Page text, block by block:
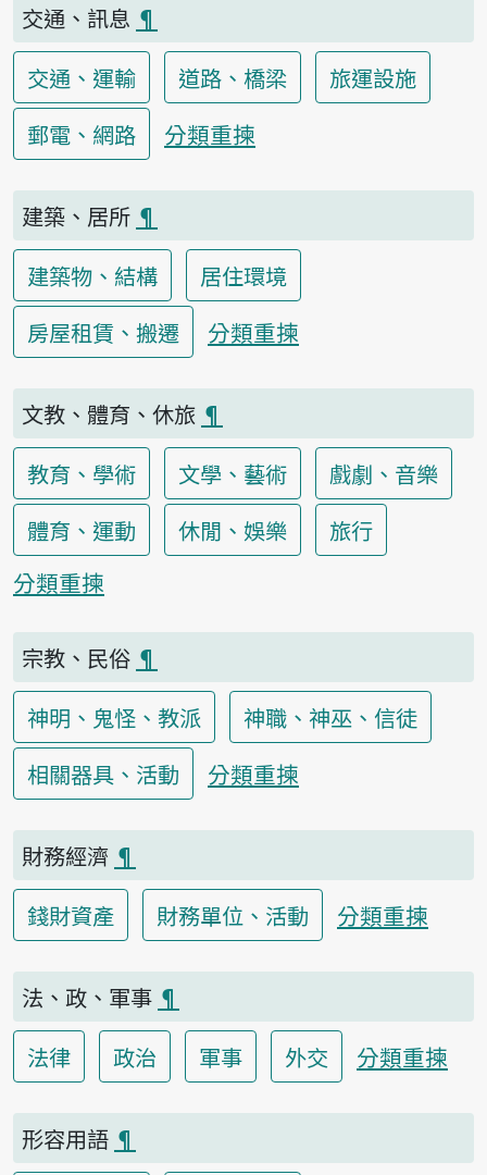
交通、訊息 ¶
交通、運輸
道路、橋梁
旅運設施
郵電、網路
分類重揀
建築、居所 ¶
建築物、結構
居住環境
房屋租賃、搬遷
分類重揀
文教、體育、休旅 ¶
教育、學術
文學、藝術
戲劇、音樂
體育、運動
休閒、娛樂
旅行
分類重揀
宗教、民俗 ¶
神明、鬼怪、教派
神職、神巫、信徒
相關器具、活動
分類重揀
財務經濟 ¶
錢財資產
財務單位、活動 分類重揀
法、政、軍事 ¶
法律
政治 軍事 外交 分類重揀
形容用語 ¶